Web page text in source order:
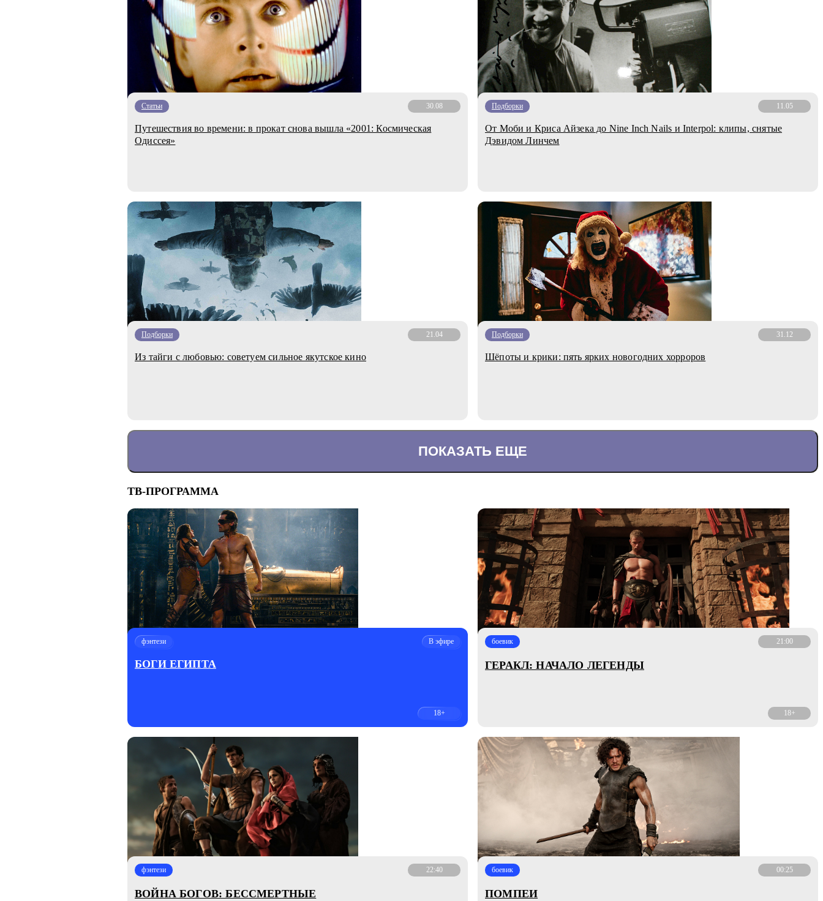
Статьи 30.08
Путешествия во времени: в прокат снова вышла «2001: Космическая
Одиссея»
Подборки 11.05
От Моби и Криса Айзека до Nine Inch Nails и Interpol: клипы, снятые
Дэвидом Линчем
Подборки 21.04
Из тайги с любовью: советуем сильное якутское кино
Подборки 31.12
Шёпоты и крики: пять ярких новогодних хорроров
ПОКАЗАТЬ ЕЩЕ
ТВ-ПРОГРАММА
фэнтези В эфире
БОГИ ЕГИПТА
18+
боевик 21:00
ГЕРАКЛ: НАЧАЛО ЛЕГЕНДЫ
18+
фэнтези 22:40
ВОЙНА БОГОВ: БЕССМЕРТНЫЕ
боевик 00:25
ПОМПЕИ